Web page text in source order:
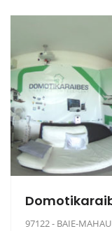
97122 - BAIE-